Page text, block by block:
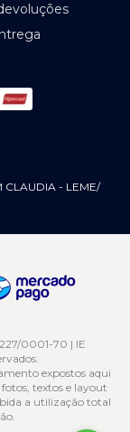
CLAUDIA - LEME/
0001-70 | IE
expostos aqui
textos e layout
a utilização total